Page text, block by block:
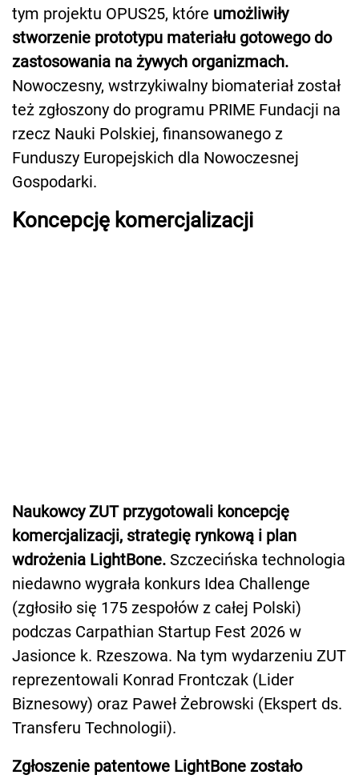
tym projektu OPUS25, które umożliwiły
stworzenie prototypu materiału gotowego do
zastosowania na żywych organizmach.
Nowoczesny, wstrzykiwalny biomateriał został
też zgłoszony do programu PRIME Fundacji na
rzecz Nauki Polskiej, finansowanego z
Funduszy Europejskich dla Nowoczesnej
Gospodarki.
Koncepcję komercjalizacji
Naukowcy ZUT przygotowali koncepcję
komercjalizacji, strategię rynkową i plan
wdrożenia LightBone. Szczecińska technologia
niedawno wygrała konkurs Idea Challenge
(zgłosiło się 175 zespołów z całej Polski)
podczas Carpathian Startup Fest 2026 w
Jasionce k. Rzeszowa. Na tym wydarzeniu ZUT
reprezentowali Konrad Frontczak (Lider
Biznesowy) oraz Paweł Żebrowski (Ekspert ds.
Transferu Technologii).
Zgłoszenie patentowe LightBone zostało